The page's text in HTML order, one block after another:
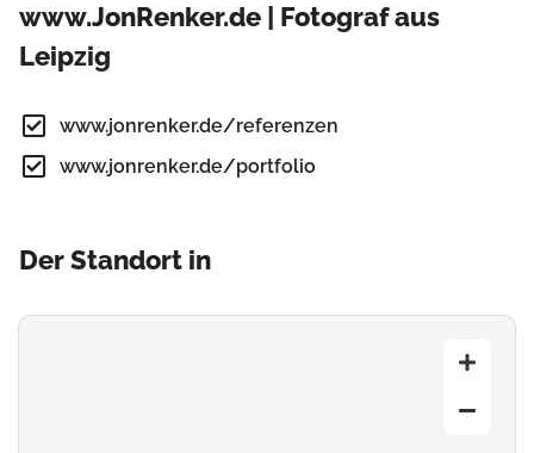
www.JonRenker.de | Fotograf aus
Leipzig
www.jonrenker.de/referenzen
www.jonrenker.de/portfolio
Der Standort in